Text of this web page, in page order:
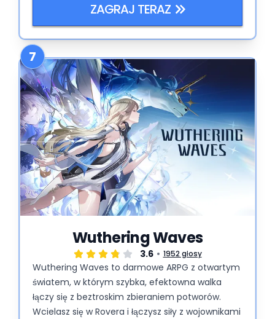
ZAGRAJ TERAZ
7
Wuthering Waves
3.6 1952 głosy
Wuthering Waves to darmowe ARPG z otwartym
światem, w którym szybka, efektowna walka
łączy się z beztroskim zbieraniem potworów.
Wcielasz się w Rovera i łączysz siły z wojownikami